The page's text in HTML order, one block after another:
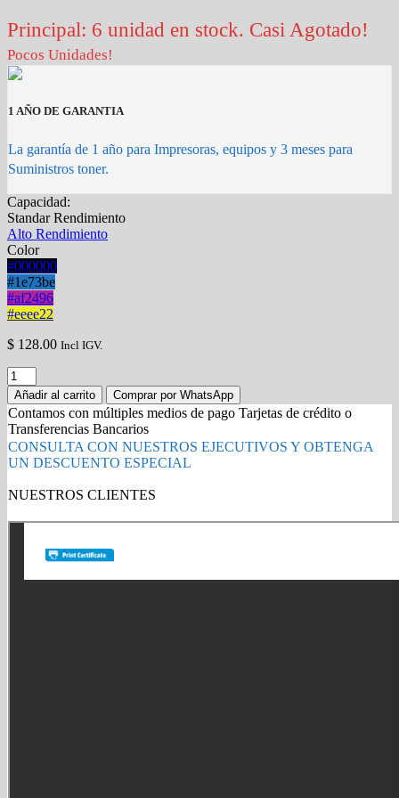
Principal: 6 unidad en stock. Casi Agotado!
Pocos Unidades!
1 AÑO DE GARANTIA
La garantía de 1 año para Impresoras, equipos y 3 meses para
Suministros toner.
Capacidad:
Standar Rendimiento
Alto Rendimiento
Color
#000000
#1e73be
#af2496
#eeee22
$ 128.00 Incl IGV.
TONER
HP
410A
CYAN
CF411A
PRO
M477
Añadir al carrito Comprar por WhatsApp
Contamos con múltiples medios de pago Tarjetas de crédito o
Transferencias Bancarios
CONSULTA CON NUESTROS EJECUTIVOS Y OBTENGA
UN DESCUENTO ESPECIAL
NUESTROS CLIENTES